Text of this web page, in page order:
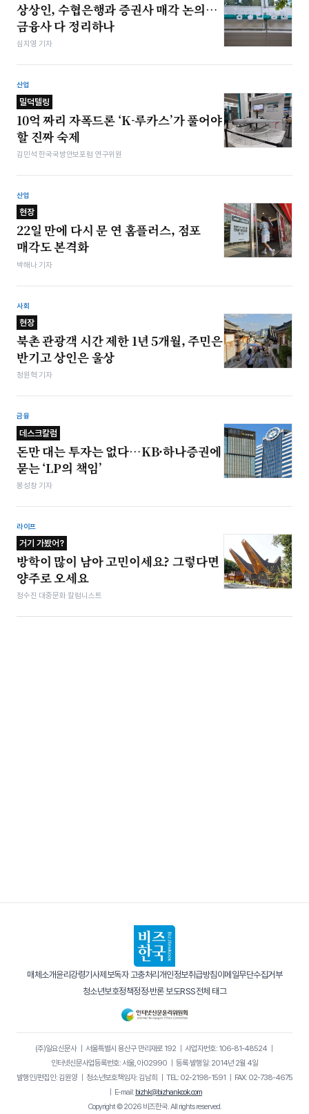
상상인, 수협은행과 증권사 매각 논의…
금융사 다 정리하나
심지영 기자
산업
밀덕텔링
10억 짜리 자폭드론 ‘K-루카스’가 풀어야
할 진짜 숙제
김민석 한국국방안보포럼 연구위원
산업
현장
22일 만에 다시 문 연 홈플러스, 점포
매각도 본격화
박해나 기자
사회
현장
북촌 관광객 시간 제한 1년 5개월, 주민은
반기고 상인은 울상
정원혁 기자
금융
데스크칼럼
돈만 대는 투자는 없다…KB·하나증권에
묻는 ‘LP의 책임’
봉성창 기자
라이프
거기 가봤어?
방학이 많이 남아 고민이세요? 그렇다면
양주로 오세요
정수진 대중문화 칼럼니스트
매체소개윤리강령기사제보독자 고충처리 개인정보취급방침이메일무단수집거부
청소년보호정책정정·반론 보도RSS전체 태그
(주)일요신문사｜ 서울특별시 용산구 만리재로 192｜ 사업자번호: 106-81-48524｜
인터넷신문사업등록번호: 서울, 아02990
등록·발행일: 2014년 2월 4일
발행인/편집인: 김원양｜ 청소년보호책임자: 김남희 TEL: 02-2198-1591
FAX: 02-738-4675
E-mail: bizhk@bizhankook.com
Copyright © 2026 비즈한국. All rights reserved.